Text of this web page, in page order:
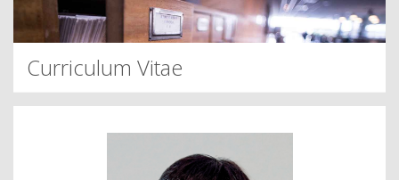
Curriculum Vitae